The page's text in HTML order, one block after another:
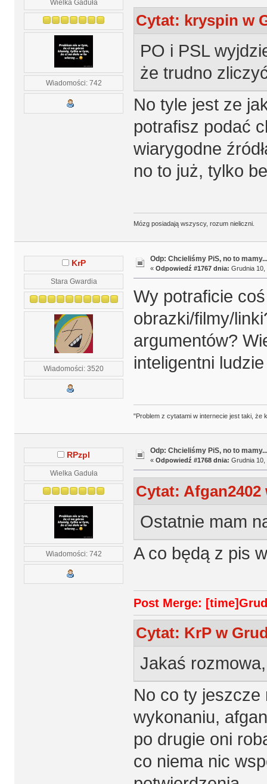
Wielka Gaduła
Wiadomości: 742
Cytat: kryspin w
PO i PSL
że trudno
No tyle jest ze
potrafisz podać
wiarygodne
no to już, tylko
Mózg posiadają wszyscy, rozum nieliczni.
KrP
Stara Gwardia
Wiadomości: 3520
Odp: Chcieliśmy PiS, no to
« Odpowiedź #1767 dnia: Grudnia 10,
Wy potraficie
obrazki/filmy/
argumentów?
inteligentni
"Problem z cytatami w internecie jest taki, że
RPzpl
Wielka Gaduła
Wiadomości: 742
Odp: Chcieliśmy PiS, no to
« Odpowiedź #1768 dnia: Grudnia 10,
Cytat: Afgan2402
Ostatnie mam
A co będą z pis
Post Merge:
Cytat: KrP w
Jakaś
No co ty jeszcze
wykonaniu,
po drugie oni
co niema nic